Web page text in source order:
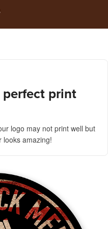
print
logo may not print well but
looks amazing!